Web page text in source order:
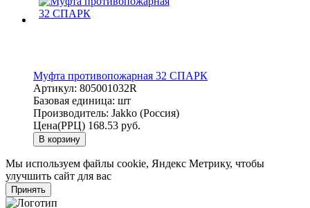
Муфта противопожарная 32 СПАРК
Артикул: 805001032R
Базовая единица: шт
Производитель: Jakko (Россия)
Цена(РРЦ) 168.53 руб.
В корзину
Мы используем файлы cookie, Яндекс Метрику, чтобы
улучшить сайт для вас
Принять